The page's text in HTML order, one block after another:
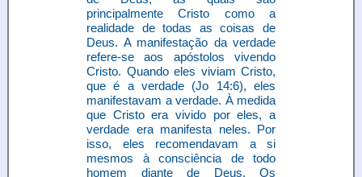
principalmente Cristo como a
realidade de todas as coisas de
Deus. A manifestação da verdade
refere-se aos apóstolos vivendo
Cristo. Quando eles viviam Cristo,
que é a verdade (Jo 14:6), eles
manifestavam a verdade. À medida
que Cristo era vivido por eles, a
verdade era manifesta neles. Por
isso, eles recomendavam a si
mesmos à consciência de todo
homem diante de Deus. Os